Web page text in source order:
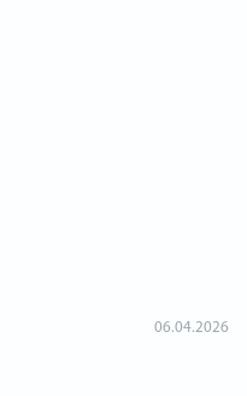
06.04.2026